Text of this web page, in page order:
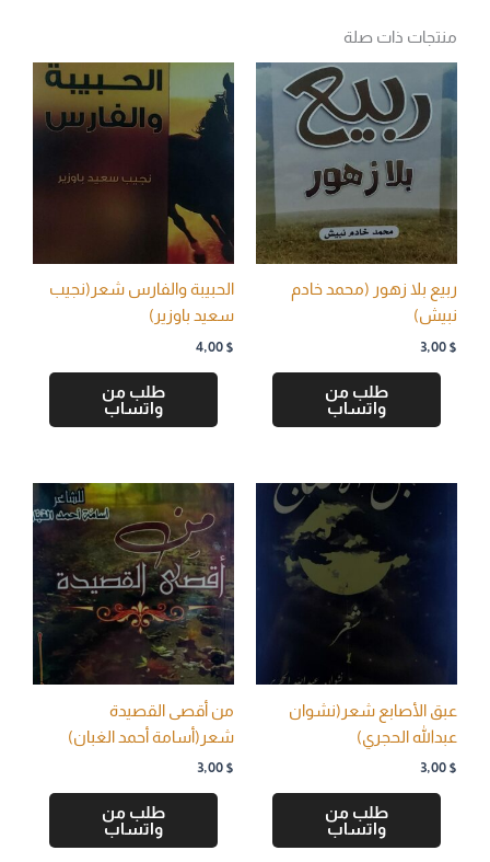
منتجات ذات صلة
ربيع بلا زهور (محمد خادم
نبيش)
3,00 $
طلب من
واتساب
الحبيبة والفارس شعر(نجيب
سعيد باوزير)
4,00 $
طلب من
واتساب
عبق الأصابع شعر(نشوان
عبدالله الحجري)
3,00 $
طلب من
واتساب
من أقصى القصيدة
شعر(أسامة أحمد الغبان)
3,00 $
طلب من
واتساب